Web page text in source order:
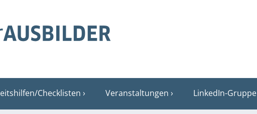
Checklisten Veranstaltungen LinkedIn-Gruppe